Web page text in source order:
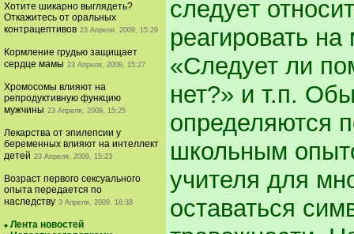
Хотите шикарно выглядеть?
Откажитесь от оральных
контрацептивов 23 Апреля, 2009, 15:29
Кормление грудью защищает
сердце мамы 23 Апреля, 2009, 15:27
Хромосомы влияют на
репродуктивную функцию
мужчины 23 Апреля, 2009, 15:25
Лекарства от эпилепсии у
беременных влияют на интеллект
детей 23 Апреля, 2009, 15:23
Возраст первого сексуального
опыта передается по
наследству 3 Апреля, 2009, 16:38
Лента новостей
следует
реагировать
«Следует ли
нет?» и т.п.
определяются
школьным
учителя для
оставаться